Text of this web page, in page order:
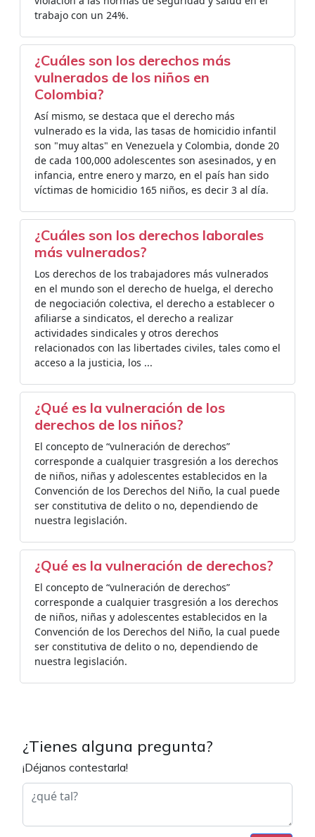
trabajo con un 24%.
¿Cuáles son los derechos más
vulnerados de los niños en
Colombia?
Así mismo, se destaca que el derecho más
vulnerado es la vida, las tasas de homicidio infantil
son "muy altas" en Venezuela y Colombia, donde 20
de cada 100,000 adolescentes son asesinados, y en
infancia, entre enero y marzo, en el país han sido
víctimas de homicidio 165 niños, es decir 3 al día.
¿Cuáles son los derechos laborales
más vulnerados?
Los derechos de los trabajadores más vulnerados
en el mundo son el derecho de huelga, el derecho
de negociación colectiva, el derecho a establecer o
afiliarse a sindicatos, el derecho a realizar
actividades sindicales y otros derechos
relacionados con las libertades civiles, tales como el
acceso a la justicia, los ...
¿Qué es la vulneración de los
derechos de los niños?
El concepto de “vulneración de derechos”
corresponde a cualquier trasgresión a los derechos
de niños, niñas y adolescentes establecidos en la
Convención de los Derechos del Niño, la cual puede
ser constitutiva de delito o no, dependiendo de
nuestra legislación.
¿Qué es la vulneración de derechos?
El concepto de “vulneración de derechos”
corresponde a cualquier trasgresión a los derechos
de niños, niñas y adolescentes establecidos en la
Convención de los Derechos del Niño, la cual puede
ser constitutiva de delito o no, dependiendo de
nuestra legislación.
¿Tienes alguna pregunta?
¡Déjanos contestarla!